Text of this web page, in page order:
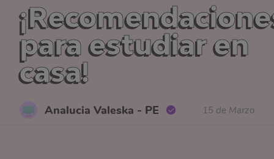
para estudiar en
casa!
Analucia Valeska - PE 15 de Marzo